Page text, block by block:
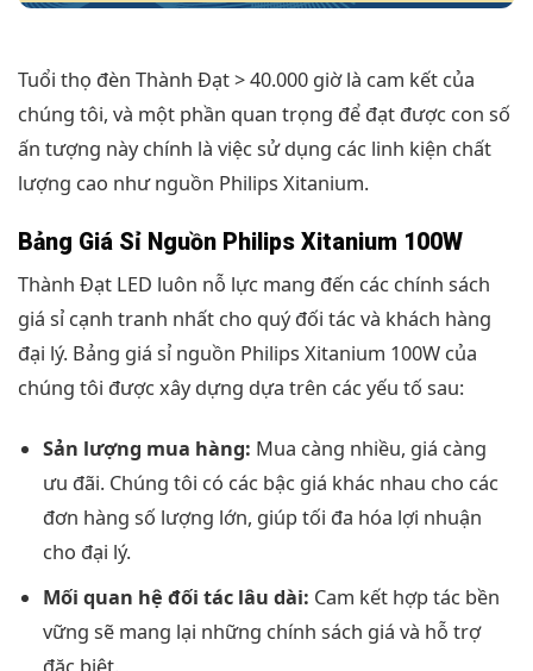
Tuổi thọ đèn Thành Đạt > 40.000 giờ là cam kết của
chúng tôi, và một phần quan trọng để đạt được con số
ấn tượng này chính là việc sử dụng các linh kiện chất
lượng cao như nguồn Philips Xitanium.
Bảng Giá Sỉ Nguồn Philips Xitanium 100W
Thành Đạt LED luôn nỗ lực mang đến các chính sách
giá sỉ cạnh tranh nhất cho quý đối tác và khách hàng
đại lý. Bảng giá sỉ nguồn Philips Xitanium 100W của
chúng tôi được xây dựng dựa trên các yếu tố sau:
Sản lượng mua hàng: Mua càng nhiều, giá càng
ưu đãi. Chúng tôi có các bậc giá khác nhau cho các
đơn hàng số lượng lớn, giúp tối đa hóa lợi nhuận
cho đại lý.
Mối quan hệ đối tác lâu dài: Cam kết hợp tác bền
vững sẽ mang lại những chính sách giá và hỗ trợ